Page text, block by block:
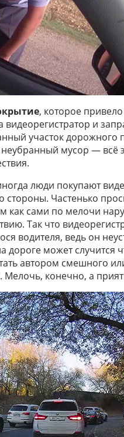
, которое
и
участок
мусор — всё
люди покупают
стороны. Частенько
как сами по мелочи
Так что
водителя, ведь он
может случится
автором смешного
Мелочь, конечно, а